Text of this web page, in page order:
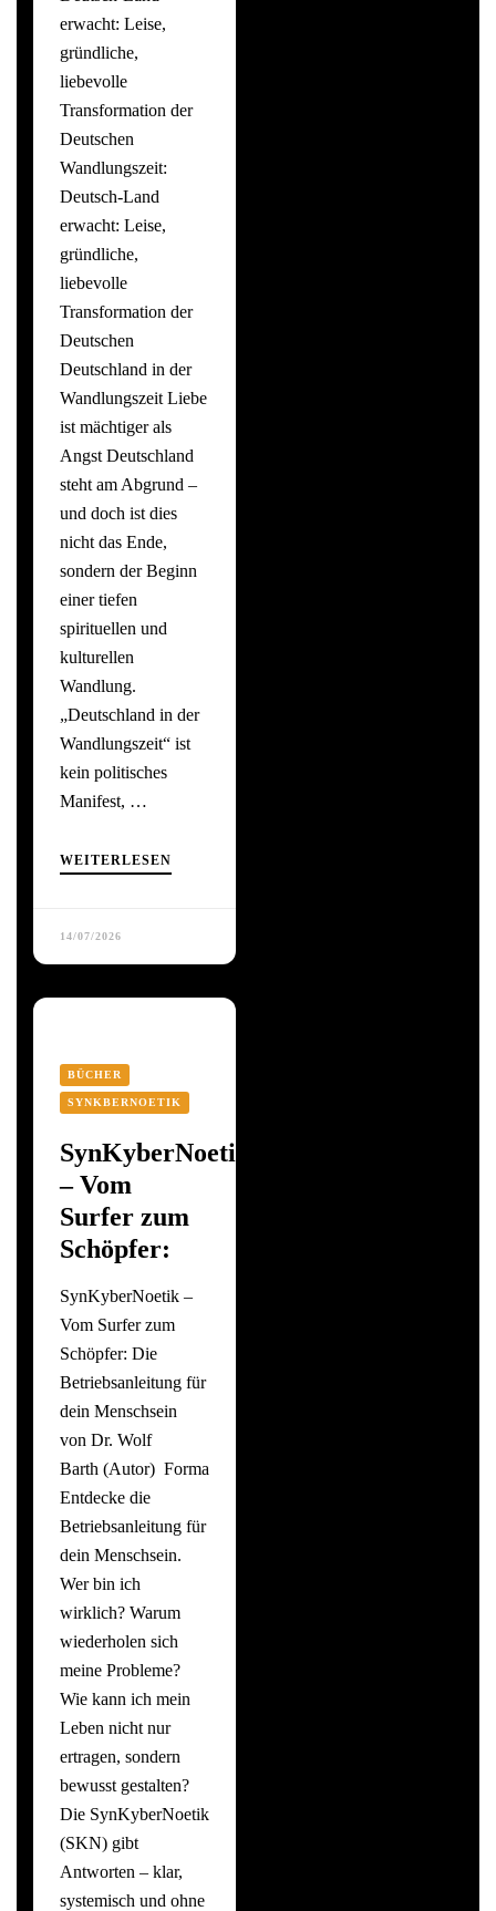
erwacht: Leise,
gründliche,
liebevolle
Transformation der
Deutschen
Wandlungszeit:
Deutsch-Land
erwacht: Leise,
gründliche,
liebevolle
Transformation der
Deutschen
Deutschland in der
Wandlungszeit Liebe
ist mächtiger als
Angst Deutschland
steht am Abgrund –
und doch ist dies
nicht das Ende,
sondern der Beginn
einer tiefen
spirituellen und
kulturellen
Wandlung.
„Deutschland in der
Wandlungszeit“ ist
kein politisches
Manifest, …
WEITERLESEN
14/07/2026
BÜCHER
SYNKBERNOETIK
SynKyberNoetik
– Vom
Surfer zum
Schöpfer:
SynKyberNoetik –
Vom Surfer zum
Schöpfer: Die
Betriebsanleitung für
dein Menschsein
von Dr. Wolf
Barth (Autor) Format: Taschenbuch
Entdecke die
Betriebsanleitung für
dein Menschsein.
Wer bin ich
wirklich? Warum
wiederholen sich
meine Probleme?
Wie kann ich mein
Leben nicht nur
ertragen, sondern
bewusst gestalten?
Die SynKyberNoetik
(SKN) gibt
Antworten – klar,
systemisch und ohne